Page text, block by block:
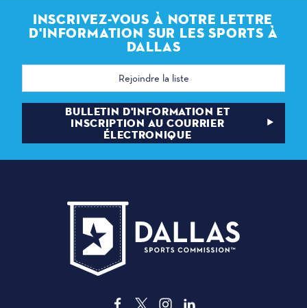
INSCRIVEZ-VOUS À NOTRE LETTRE
D'INFORMATION SUR LES SPORTS À
DALLAS
Adresse
BULLETIN D'INFORMATION ET
INSCRIPTION AU COURRIER
ÉLECTRONIQUE